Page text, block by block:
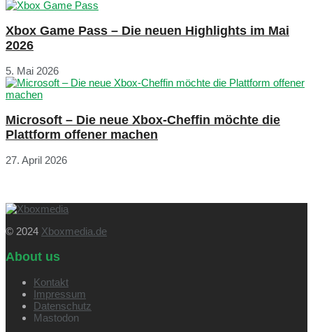
Xbox Game Pass – Die neuen Highlights im Mai
2026
5. Mai 2026
Microsoft – Die neue Xbox-Cheffin möchte die
Plattform offener machen
27. April 2026
© 2024 Xboxmedia.de
About us
Kontakt
Impressum
Datenschutz
Mastodon